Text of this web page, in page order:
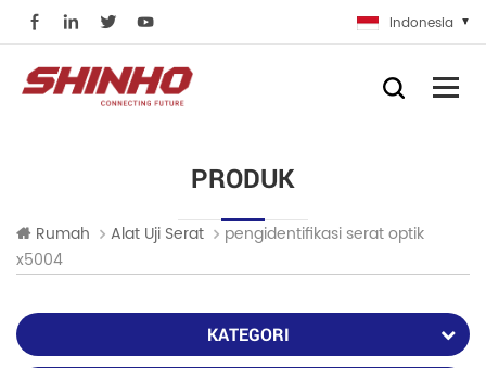
Indonesia
PRODUK
Rumah Alat Uji Serat
pengidentifikasi serat optik
x5004
KATEGORI